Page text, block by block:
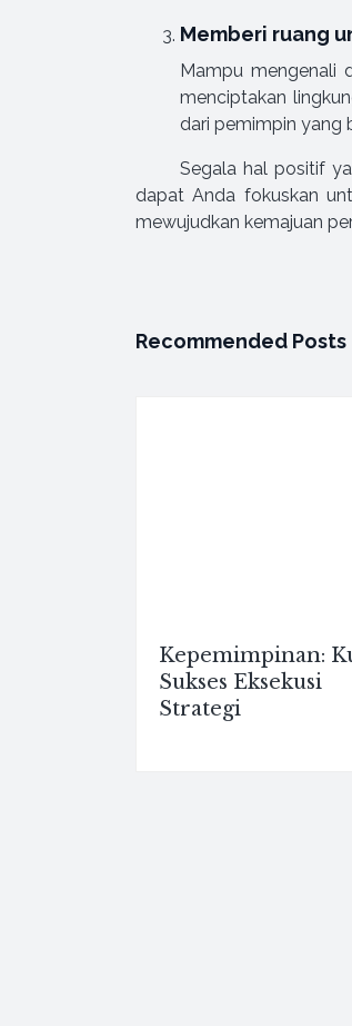
Memberi ruang
Mampu mengenali
menciptakan
dari pemimpin yang
Segala hal positif
dapat Anda fokuskan
mewujudkan kemajuan
Recommended Posts
Kepemimpinan:
Sukses Eksekusi
Strategi